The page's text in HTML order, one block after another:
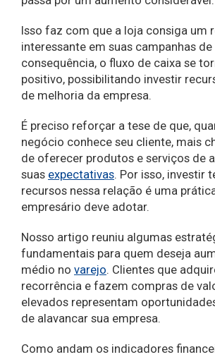
Isso faz com que a loja consiga um
interessante em suas campanhas de
consequência, o fluxo de caixa se
positivo, possibilitando investir
de melhoria da empresa.
É preciso reforçar a tese de que,
negócio conhece seu cliente, mais
de oferecer produtos e serviços de
suas expectativas. Por isso, investir
recursos nessa relação é uma
empresário deve adotar.
Nosso artigo reuniu algumas
fundamentais para quem deseja
médio no varejo. Clientes que
recorrência e fazem compras de
elevados representam
de alavancar sua empresa.
Como andam os indicadores